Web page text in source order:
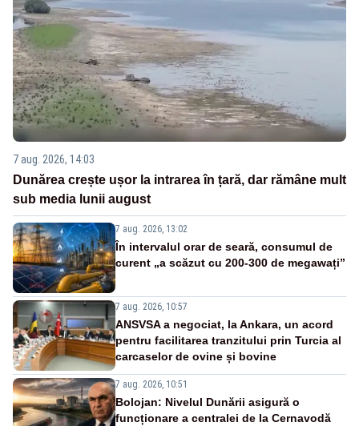
7 aug. 2026, 14:03
Dunărea crește ușor la intrarea în țară, dar rămâne mult
sub media lunii august
7 aug. 2026, 13:02
În intervalul orar de seară, consumul de
curent „a scăzut cu 200-300 de megawați”
7 aug. 2026, 10:57
ANSVSA a negociat, la Ankara, un acord
pentru facilitarea tranzitului prin Turcia al
carcaselor de ovine și bovine
7 aug. 2026, 10:51
Bolojan: Nivelul Dunării asigură o
funcționare a centralei de la Cernavodă